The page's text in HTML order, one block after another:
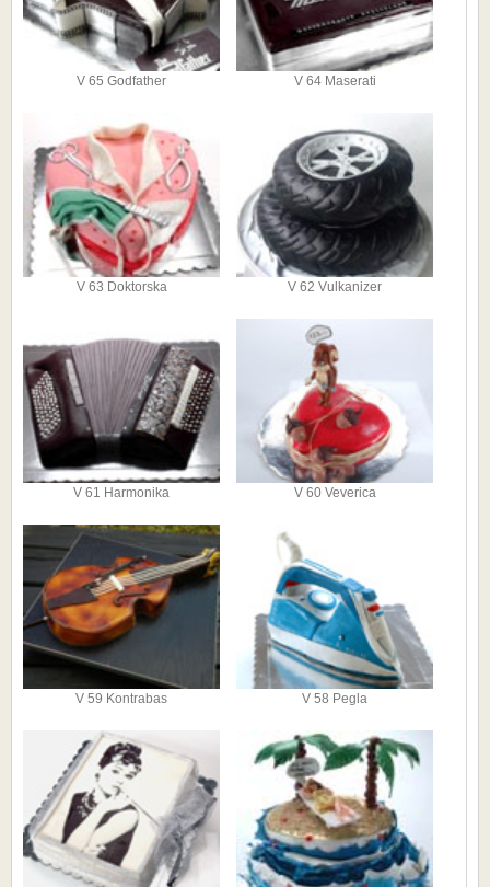
V 65 Godfather V 64 Maserati
V 63 Doktorska V 62 Vulkanizer
V 61 Harmonika V 60 Veverica
V 59 Kontrabas V 58 Pegla